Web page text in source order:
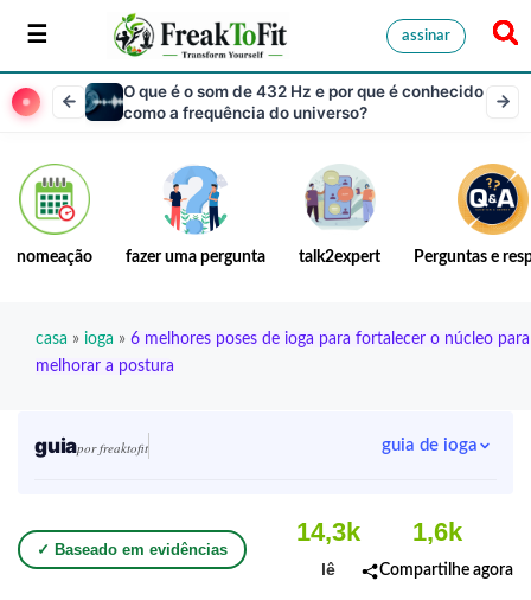
assinar
O que é o som de 432 Hz e por que é conhecido
como a frequência do universo?
nomeação fazer uma pergunta talk2expert Perguntas e
casa » ioga » 6 melhores poses de ioga para fortalecer o núcleo para
melhorar a postura
guiapor freaktofit guia de ioga
✓ Baseado em evidências
14,3k
lê
1,6k
Compartilhe agora